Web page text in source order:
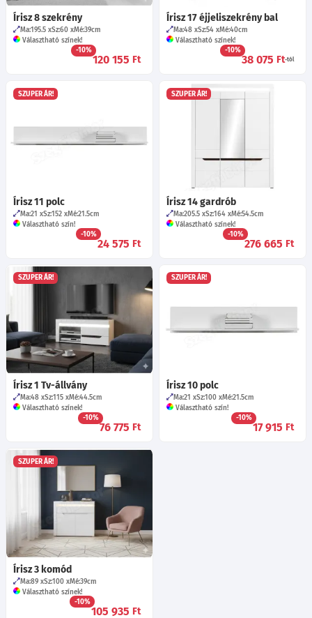
Írisz 8 szekrény
Ma:195.5 Sz:60 Mé:39cm
Választható színek!
-10%
120 155 Ft
Írisz 17 éjjeliszekrény bal
Ma:48 Sz:54 Mé:40cm
Választható színek!
-10%
38 075 Ft-tól
SZUPER ÁR!
Írisz 11 polc
Ma:21 Sz:152 Mé:21.5cm
Választható szín!
-10%
24 575 Ft
SZUPER ÁR!
Írisz 14 gardrób
Ma:205.5 Sz:164 Mé:54.5cm
Választható színek!
-10%
276 665 Ft
SZUPER ÁR!
Írisz 1 Tv-állvány
Ma:48 Sz:115 Mé:44.5cm
Választható színek!
-10%
76 775 Ft
SZUPER ÁR!
Írisz 10 polc
Ma:21 Sz:100 Mé:21.5cm
Választható szín!
-10%
17 915 Ft
SZUPER ÁR!
Írisz 3 komód
Ma:89 Sz:100 Mé:39cm
Választható színek!
-10%
105 935 Ft